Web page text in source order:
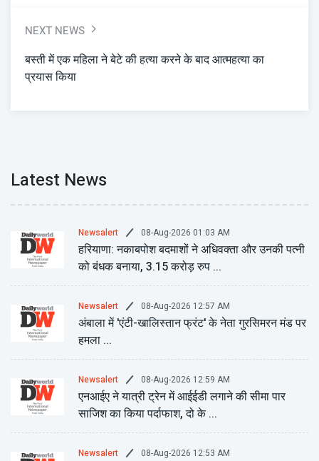
NEXT NEWS
बस्ती में एक महिला ने बेटे की हत्या करने के बाद आत्महत्या का
प्रयास किया
Latest News
Newsalert 08-Aug-2026 01:03 AM
हरियाणा: नकाबपोश बदमाशों ने अधिवक्ता और उनकी पत्नी
को बंधक बनाया, 3.15 करोड़ रुप ...
Newsalert 08-Aug-2026 12:57 AM
अंबाला में 'एंटी-खालिस्तान फ्रंट' के नेता गुरसिमरन मंड पर
हमला ...
Newsalert 08-Aug-2026 12:59 AM
एनआईए ने यात्री ट्रेन में आईईडी लगाने की सीमा पार
साजिश का किया पर्दाफाश, दो के ...
Newsalert 08-Aug-2026 12:53 AM